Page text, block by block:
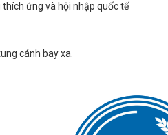
thích ứng và hội nhập quốc tế
cánh bay xa.